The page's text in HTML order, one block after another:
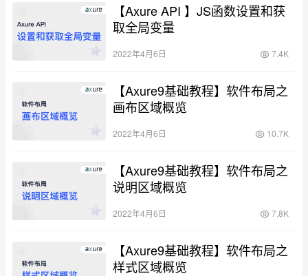
【Axure API 】JS函数设置和获
取全局变量
2022年4月6日 7.4K
【Axure9基础教程】软件布局之
画布区域概览
2022年4月6日 10.7K
【Axure9基础教程】软件布局之
说明区域概览
2022年4月6日 7.8K
【Axure9基础教程】软件布局之
样式区域概览